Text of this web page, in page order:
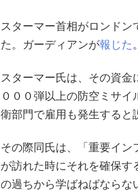
スターマー首相がロンド
た。ガーディアンが報じた 。
スターマー氏は、その資金
０００弾以上の防空ミサ
衛部門で雇用も発生すると
その際同氏は、「重要イン
が訪れた時にそれを確保
の過ちから学ばねばならな